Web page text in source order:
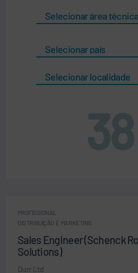
PROFISSIONAL
DISTRIBUIÇÃO E MARKETING
Sales Engineer (Schenck
Solutions)
Durr Ltd